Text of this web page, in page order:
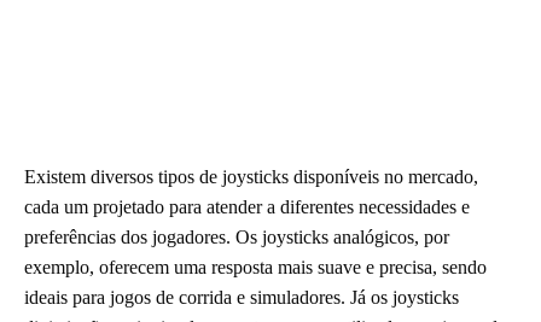
Existem diversos tipos de joysticks disponíveis no mercado,
cada um projetado para atender a diferentes necessidades e
preferências dos jogadores. Os joysticks analógicos, por
exemplo, oferecem uma resposta mais suave e precisa, sendo
ideais para jogos de corrida e simuladores. Já os joysticks